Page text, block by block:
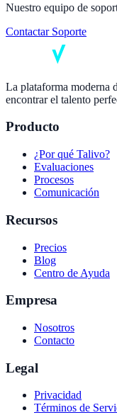
Nuestro equipo de
Contactar Soporte
La plataforma moderna
encontrar el talento
Producto
¿Por qué Talivo?
Evaluaciones
Procesos
Comunicación
Recursos
Precios
Blog
Centro de Ayuda
Empresa
Nosotros
Contacto
Legal
Privacidad
Términos de